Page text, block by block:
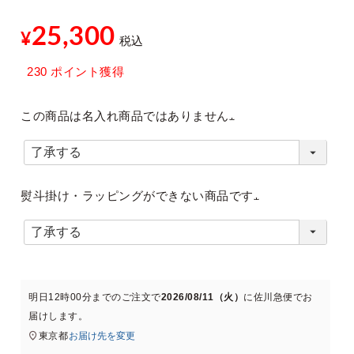
¥25,300 税込
230 ポイント獲得
この商品は名入れ商品ではありません
須
)
熨斗掛け・ラッピングができない商品です
)
明日 12時00分までのご注文で2026/08/11（火） に佐川急便でお
届けします。
東京都お届け先を変更